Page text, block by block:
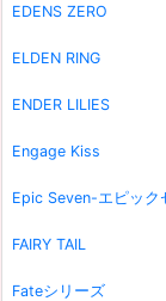
EDENS ZERO
ELDEN RING
ENDER LILIES
Engage Kiss
Epic Seven-エピック
FAIRY TAIL
Fateシリーズ